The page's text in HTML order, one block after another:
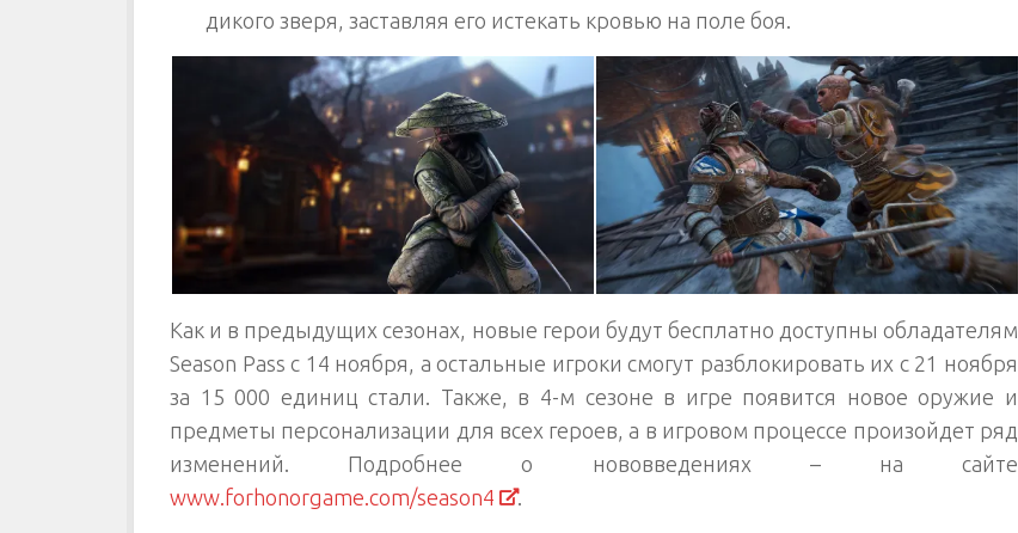
дикого зверя, заставляя его истекать кровью на поле боя.
Как и в предыдущих сезонах, новые герои будут бесплатно доступны обладателям
Season Pass с 14 ноября, а остальные игроки смогут разблокировать их с 21 ноября
за 15 000 единиц стали. Также, в 4-м сезоне в игре появится новое оружие и
предметы персонализации для всех героев, а в игровом процессе произойдет ряд
изменений. Подробнее о нововведениях – на сайте
www.forhonorgame.com/season4
.